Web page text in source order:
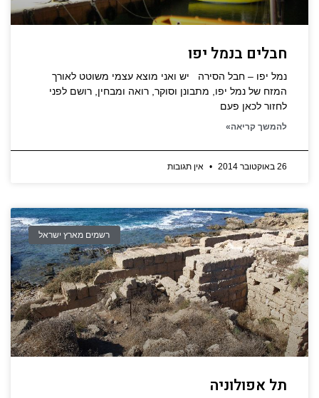
חבלים בנמל יפו
נמל יפו – חבל הסירה יש ואני מוצא עצמי משוטט לאורך
המזח של נמל יפו, מתבונן וסוקר, רואה ומבחין, רושם לפני
לחזור לכאן פעם
להמשך קריאה»
26 באוקטובר 2014 אין תגובות
רשמים מארץ ישראל
תל אפולוניה